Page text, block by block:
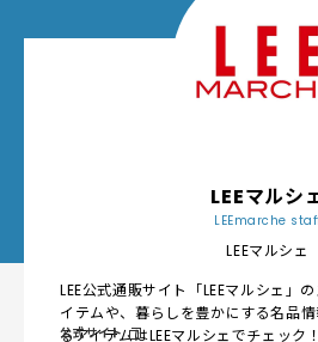
LEEマルシ
LEEmarche
LEEマルシェ
LEE公式通販サイト「LEEマルシェ」
イテムや、暮らしを豊かにする名品
るアイテムはLEEマルシェでチェック！
公式サイト